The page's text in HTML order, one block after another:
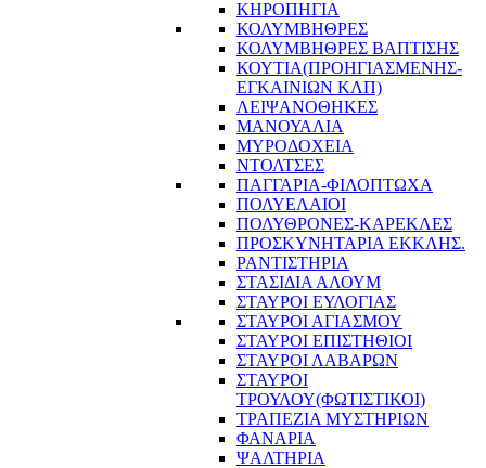
ΚΗΡΟΠΗΓΙΑ
ΚΟΛΥΜΒΗΘΡΕΣ
ΚΟΛΥΜΒΗΘΡΕΣ ΒΑΠΤΙΣΗΣ
ΚΟΥΤΙΑ(ΠΡΟΗΓΙΑΣΜΕΝΗΣ-
ΕΓΚΑΙΝΙΩΝ ΚΛΠ)
ΛΕΙΨΑΝΟΘΗΚΕΣ
ΜΑΝΟΥΑΛΙΑ
ΜΥΡΟΔΟΧΕΙΑ
ΝΤΟΛΤΣΕΣ
ΠΑΓΓΑΡΙΑ-ΦΙΛΟΠΤΩΧΑ
ΠΟΛΥΕΛΑΙΟΙ
ΠΟΛΥΘΡΟΝΕΣ-ΚΑΡΕΚΛΕΣ
ΠΡΟΣΚΥΝΗΤΑΡΙΑ ΕΚΚΛΗΣ.
ΡΑΝΤΙΣΤΗΡΙΑ
ΣΤΑΣΙΔΙΑ ΑΛΟΥΜ
ΣΤΑΥΡΟΙ ΕΥΛΟΓΙΑΣ
ΣΤΑΥΡΟΙ ΑΓΙΑΣΜΟΥ
ΣΤΑΥΡΟΙ ΕΠΙΣΤΗΘΙΟΙ
ΣΤΑΥΡΟΙ ΛΑΒΑΡΩΝ
ΣΤΑΥΡΟΙ
ΤΡΟΥΛΟΥ(ΦΩΤΙΣΤΙΚΟΙ)
ΤΡΑΠΕΖΙΑ ΜΥΣΤΗΡΙΩΝ
ΦΑΝΑΡΙΑ
ΨΑΛΤΗΡΙΑ